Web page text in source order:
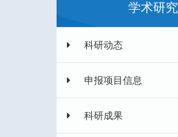
学术研究
科研动态
申报项目信息
科研成果